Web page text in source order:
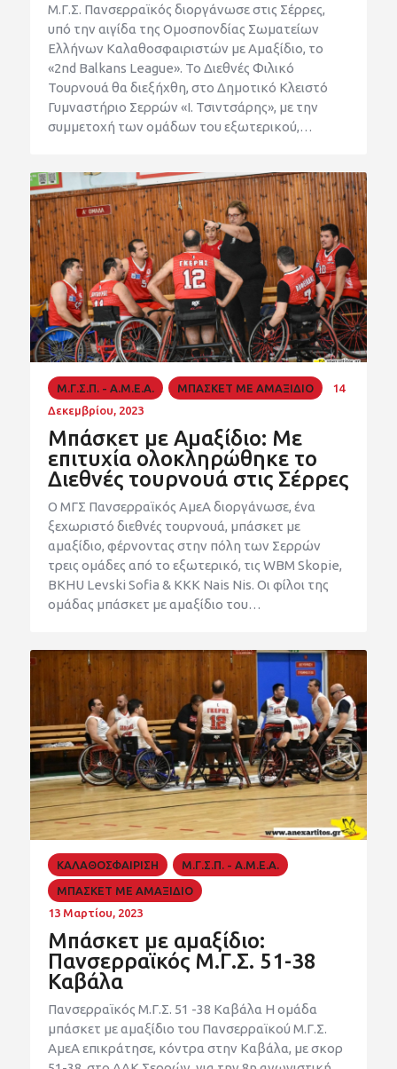
Μ.Γ.Σ. Πανσερραϊκός διοργάνωσε στις Σέρρες,
υπό την αιγίδα της Ομοσπονδίας Σωματείων
Ελλήνων Καλαθοσφαιριστών με Αμαξίδιο, το
«2nd Balkans League». Το Διεθνές Φιλικό
Τουρνουά θα διεξήχθη, στο Δημοτικό Κλειστό
Γυμναστήριο Σερρών «Ι. Τσιντσάρης», με την
συμμετοχή των ομάδων του εξωτερικού,…
Μ.Γ.Σ.Π. - Α.Μ.Ε.Α. ΜΠΑΣΚΕΤ ΜΕ ΑΜΑΞΙΔΙΟ
14
Δεκεμβρίου, 2023
Μπάσκετ με Αμαξίδιο: Με
επιτυχία ολοκληρώθηκε το
Διεθνές τουρνουά στις Σέρρες
Ο ΜΓΣ Πανσερραϊκός ΑμεΑ διοργάνωσε, ένα
ξεχωριστό διεθνές τουρνουά, μπάσκετ με
αμαξίδιο, φέρνοντας στην πόλη των Σερρών
τρεις ομάδες από το εξωτερικό, τις WBM Skopie,
BKHU Levski Sofia & KKK Nais Nis. Οι φίλοι της
ομάδας μπάσκετ με αμαξίδιο του…
ΚΑΛΑΘΟΣΦΑΙΡΙΣΗ Μ.Γ.Σ.Π. - Α.Μ.Ε.Α.
ΜΠΑΣΚΕΤ ΜΕ ΑΜΑΞΙΔΙΟ
13 Μαρτίου, 2023
Μπάσκετ με αμαξίδιο:
Πανσερραϊκός Μ.Γ.Σ. 51-38
Καβάλα
Πανσερραϊκός Μ.Γ.Σ. 51 -38 Καβάλα Η ομάδα
μπάσκετ με αμαξίδιο του Πανσερραϊκού Μ.Γ.Σ.
ΑμεΑ επικράτησε, κόντρα στην Καβάλα, με σκορ